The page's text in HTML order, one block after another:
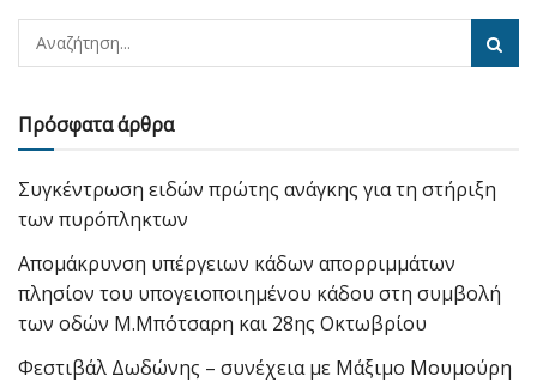
Πρόσφατα άρθρα
Συγκέντρωση ειδών πρώτης ανάγκης για τη στήριξη
των πυρόπληκτων
Απομάκρυνση υπέργειων κάδων απορριμμάτων
πλησίον του υπογειοποιημένου κάδου στη συμβολή
των οδών Μ.Μπότσαρη και 28ης Οκτωβρίου
Φεστιβάλ Δωδώνης – συνέχεια με Μάξιμο Μουμούρη